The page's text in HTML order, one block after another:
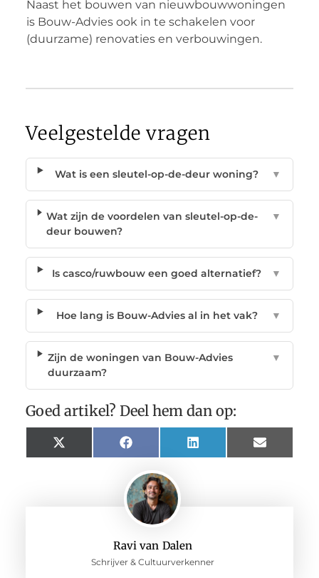
Ravi van Dalen
Schrijver & Cultuurverkenner
Naast het bouwen van nieuwbouwwoningen
is Bouw-Advies ook in te schakelen voor
(duurzame) renovaties en verbouwingen.
Veelgestelde vragen
Wat is een sleutel-op-de-deur woning? ▼
Wat zijn de voordelen van sleutel-op-de-
deur bouwen?
▼
Is casco/ruwbouw een goed alternatief? ▼
Hoe lang is Bouw-Advies al in het vak? ▼
Zijn de woningen van Bouw-Advies
duurzaam?
▼
Goed artikel? Deel hem dan op:
X
(Twitter)
Facebook LinkedIn Email